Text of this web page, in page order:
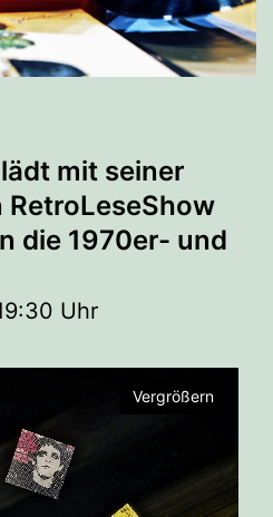
mit seiner
die 1970er- und
Uhr
Vergrößern